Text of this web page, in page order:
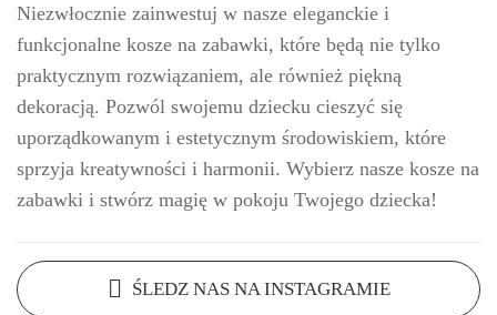
Niezwłocznie zainwestuj w nasze eleganckie i
funkcjonalne kosze na zabawki, które będą nie tylko
praktycznym rozwiązaniem, ale również piękną
dekoracją. Pozwól swojemu dziecku cieszyć się
uporządkowanym i estetycznym środowiskiem, które
sprzyja kreatywności i harmonii. Wybierz nasze kosze na
zabawki i stwórz magię w pokoju Twojego dziecka!
ŚLEDZ NAS NA INSTAGRAMIE